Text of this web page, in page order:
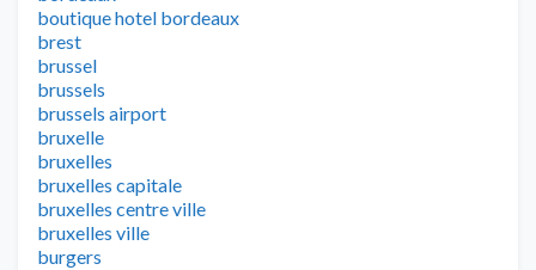
boutique hotel bordeaux
brest
brussel
brussels
brussels airport
bruxelle
bruxelles
bruxelles capitale
bruxelles centre ville
bruxelles ville
burgers